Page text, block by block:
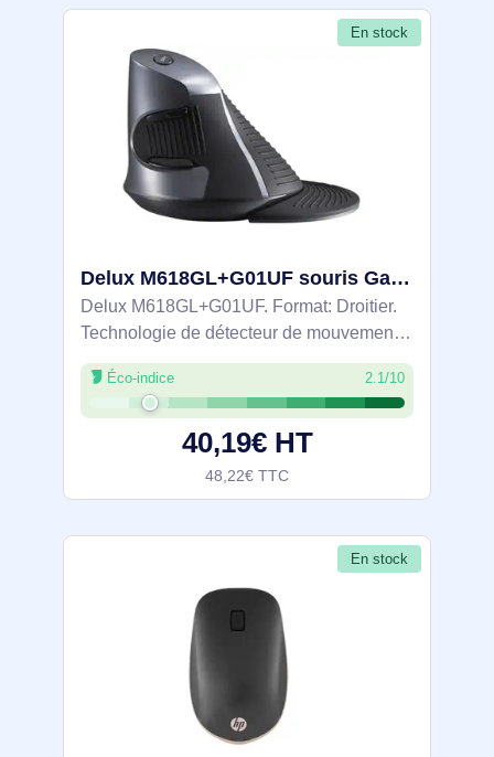
En stock
Delux M618GL+G01UF souris Gaming Droitier RF sans fil Laser 3000 DPI - V200-W
Delux M618GL+G01UF. Format: Droitier.
Technologie de détecteur de mouvement:
Laser, Interface de l'appareil: RF sans fil,
Résolution en mouvement: 3000 DPI,
Type de boutons: Boutons poussoirs,
Éco-indice 2.1/10
40,19€ HT
48,22€ TTC
En stock